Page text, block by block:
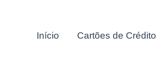
Início Cartões de Crédito